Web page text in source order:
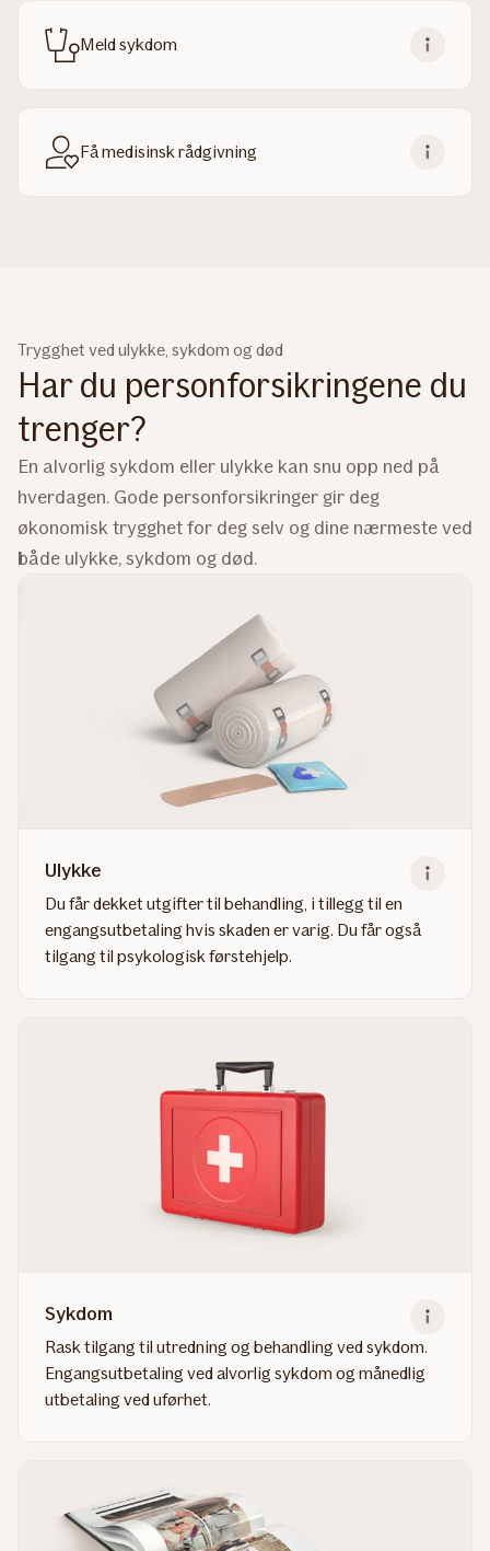
Meld sykdom
Få medisinsk rådgivning
Trygghet ved ulykke, sykdom og død
Har du personforsikringene du
trenger?
En alvorlig sykdom eller ulykke kan snu opp ned på
hverdagen. Gode personforsikringer gir deg
økonomisk trygghet for deg selv og dine nærmeste ved
både ulykke, sykdom og død.
Ulykke
Du får dekket utgifter til behandling, i tillegg til en
engangsutbetaling hvis skaden er varig. Du får også
tilgang til psykologisk førstehjelp.
Sykdom
Rask tilgang til utredning og behandling ved sykdom.
Engangsutbetaling ved alvorlig sykdom og månedlig
utbetaling ved uførhet.